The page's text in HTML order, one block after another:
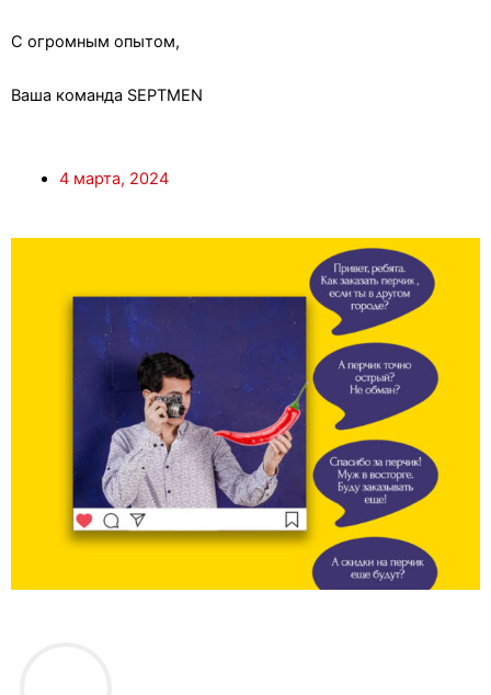
С огромным опытом,
Ваша команда SEPTMEN
4 марта, 2024